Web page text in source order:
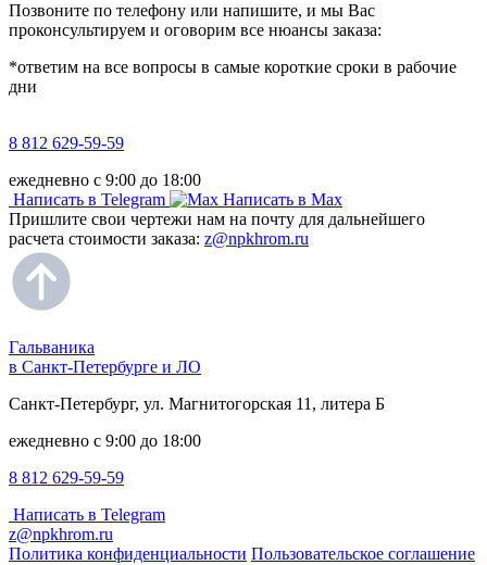
Позвоните по телефону или напишите, и мы Вас
проконсультируем и оговорим все нюансы заказа:
*ответим на все вопросы в самые короткие сроки в рабочие
дни
8 812 629-59-59
ежедневно с 9:00 до 18:00
Написать в Telegram
Написать в Max
Пришлите свои чертежи нам на почту для дальнейшего
расчета стоимости заказа: z@npkhrom.ru
Гальваника
в Санкт-Петербурге и ЛО
Санкт-Петербург, ул. Магнитогорская 11, литера Б
ежедневно с 9:00 до 18:00
8 812 629-59-59
Написать в Telegram
z@npkhrom.ru
Политика конфиденциальности Пользовательское соглашение